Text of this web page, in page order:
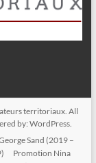
territoriaux. All
by: WordPress.
Sand (2019 –
Promotion Nina